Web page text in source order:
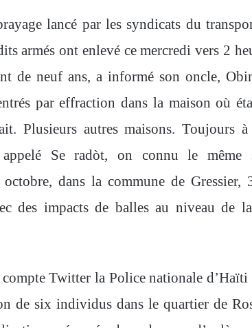
lancé par les syndicats du
armés ont enlevé ce mercredi vers 2
de neuf ans, a informé son oncle,
par effraction dans la maison où
Plusieurs autres maisons. Toujours
Se radòt, on connu le même
dans la commune de Gressier,
des impacts de balles au niveau de
compte Twitter la Police nationale
de six individus dans le quartier de